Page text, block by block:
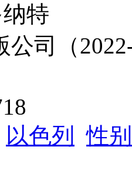
特
公司（
以色列 性别